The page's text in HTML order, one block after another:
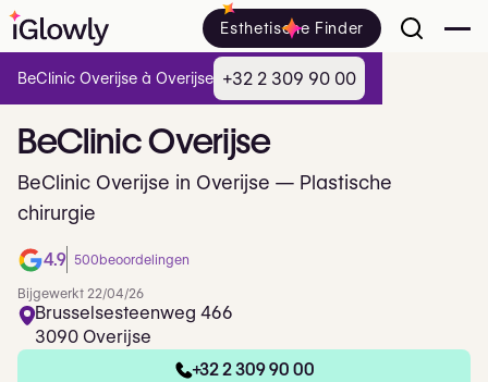
Esthetische Finder
BeClinicOverijse
BeClinic Overijse in Overijse — Plastische
chirurgie
4.9 500beoordelingen
Bijgewerkt 22/04/26
Brusselsesteenweg 466
3090 Overijse
+32 2 309 90 00
BeClinic Overijse à Overijse +32 2 309 90 00